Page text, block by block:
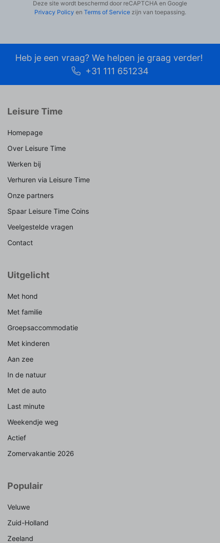
Deze site wordt beschermd door reCAPTCHA en Google
Privacy Policy en Terms of Servicezijn van toepassing.
Heb je een vraag? We helpen je graag verder!
+31 111 651234
Leisure Time
Homepage
Over Leisure Time
Werken bij
Verhuren via Leisure Time
Onze partners
Spaar Leisure Time Coins
Veelgestelde vragen
Contact
Uitgelicht
Met hond
Met familie
Groepsaccommodatie
Met kinderen
Aan zee
In de natuur
Met de auto
Last minute
Weekendje weg
Actief
Zomervakantie 2026
Populair
Veluwe
Zuid-Holland
Zeeland